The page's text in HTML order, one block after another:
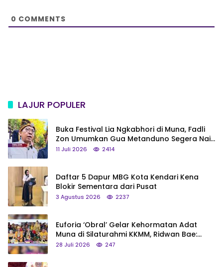
0 COMMENTS
LAJUR POPULER
Buka Festival Lia Ngkabhori di Muna, Fadli
Zon Umumkan Gua Metanduno Segera Naik
Status Jadi Cagar Budaya Nasional
11 Juli 2026 2414
Daftar 5 Dapur MBG Kota Kendari Kena
Blokir Sementara dari Pusat
3 Agustus 2026 2237
Euforia ‘Obral’ Gelar Kehormatan Adat
Muna di Silaturahmi KKMM, Ridwan Bae:
Saya Bukan Tipe Begitu, Belum Pantas!
28 Juli 2026 247